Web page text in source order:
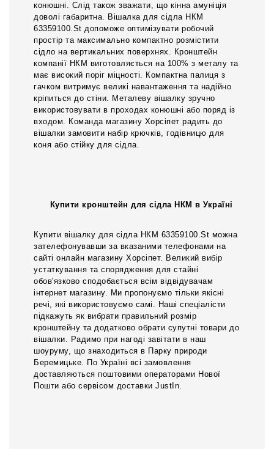
конюшні. Слід також зважати, що кінна амуніція
доволі габаритна. Вішалка для сідла НКМ
63359100.St допоможе оптимізувати робочий
простір та максимально компактно розмістити
сідло на вертикальних поверхнях. Кронштейн
компанії НКМ виготовляється на 100% з металу та
має високий поріг міцності. Компактна палиця з
гачком витримує великі навантаження та надійно
кріпиться до стіни. Металеву вішалку зручно
використовувати в проходах конюшні або поряд із
входом. Команда магазину Хорсіпет радить до
вішалки замовити набір крючків, годівницю для
коня або стійку для сідла.
Купити кронштейн для сідла НКМ в Україні
Купити вішалку для сідла НКМ 63359100.St можна
зателефонувавши за вказаними телефонами на
сайті онлайн магазину Хорсіпет. Великий вибір
устаткування та спорядження для стайні
обов'язково сподобається всім відвідувачам
інтернет магазину. Ми пропонуємо тільки якісні
речі, які використовуємо самі. Наші спеціалісти
підкажуть як вибрати правильний розмір
кронштейну та додатково обрати супутні товари до
вішалки. Радимо при нагоді завітати в наш
шоуруму, що знаходиться в Парку природи
Беремицьке. По Україні всі замовлення
доставляються поштовими операторами Нової
Пошти або сервісом доставки JustIn.